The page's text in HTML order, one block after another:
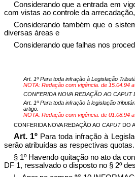
Considerando que a entrada em
com vistas ao controle da arrecadação,
Considerando também que o
diversas áreas e
Considerando que falhas nos
Art. 1º Para toda infração à Legislação
NOTA: Redação com vigência. de 15.04.94 a
CONFERIDA NOVA REDAÇÃO AO CAPUT
Art. 1º Para toda infração à legislação
artigo.
NOTA: Redação com vigência. de 01.08.94 a
CONFERIDA NOVA REDAÇÃO AO CAPUTDO
Art. 1º Para toda infração à
serão atribuídas as respectivas quotas.
§ 1º Havendo quitação no ato da
DF 1, ressalvado o disposto no § 2º